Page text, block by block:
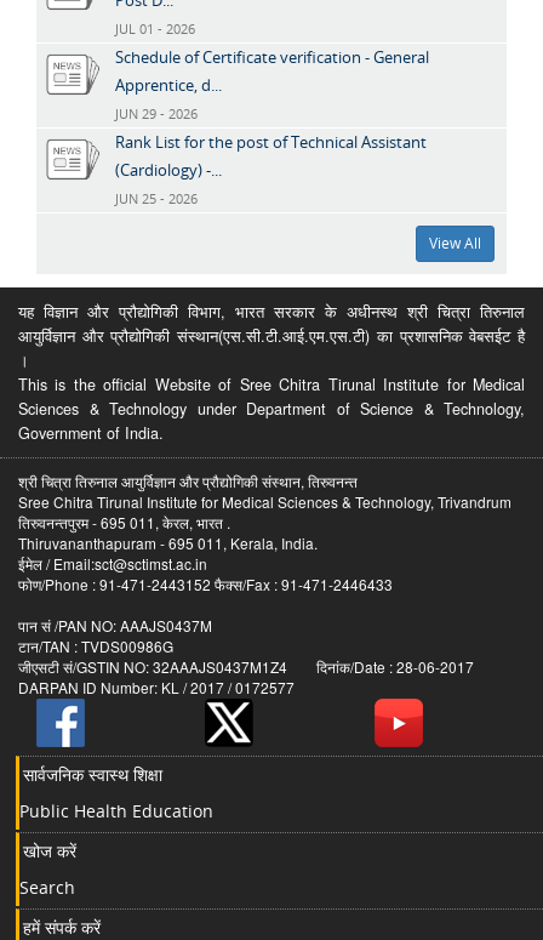
JUL 01 - 2026
Schedule of Certificate verification - General
Apprentice, d...
JUN 29 - 2026
Rank List for the post of Technical Assistant
(Cardiology) -...
JUN 25 - 2026
View All
यह विज्ञान और प्रौद्योगिकी विभाग, भारत सरकार के अधीनस्थ श्री चित्रा तिरुनाल
आयुर्विज्ञान और प्रौद्योगिकी संस्थान(एस.सी.टी.आई.एम.एस.टी) का प्रशासनिक वेबसईट है
।
This is the official Website of Sree Chitra Tirunal Institute for Medical
Sciences & Technology under Department of Science & Technology,
Government of India.
श्री चित्रा तिरुनाल आयुर्विज्ञान और प्रौद्योगिकी संस्थान, तिरुवनन्त
Sree Chitra Tirunal Institute for Medical Sciences & Technology, Trivandrum
तिरुवनन्तपुरम - 695 011, केरल, भारत .
Thiruvananthapuram - 695 011, Kerala, India.
ईमेल / Email:sct@sctimst.ac.in
फोण/Phone : 91-471-2443152 फैक्स/Fax : 91-471-2446433
पान सं /PAN NO: AAAJS0437M
टान/TAN : TVDS00986G
जीएसटी सं/GSTIN NO: 32AAAJS0437M1Z4 दिनांक/Date : 28-06-2017
DARPAN ID Number: KL / 2017 / 0172577
सार्वजनिक स्वास्थ शिक्षा
Public Health Education
खोज करें
Search
हमें संपर्क करें